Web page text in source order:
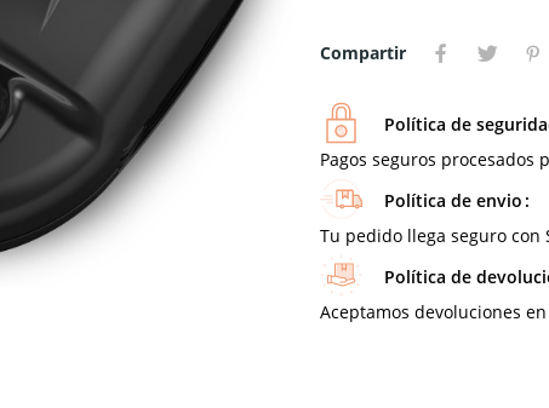
Compartir
Política de
Pagos seguros
Política de envio
Tu pedido llega seguro
Política de
Aceptamos devoluciones